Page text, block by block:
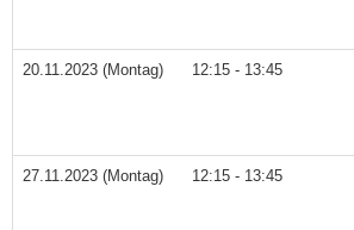
20.11.2023 (Montag) 12:15 - 13:45
27.11.2023 (Montag) 12:15 - 13:45